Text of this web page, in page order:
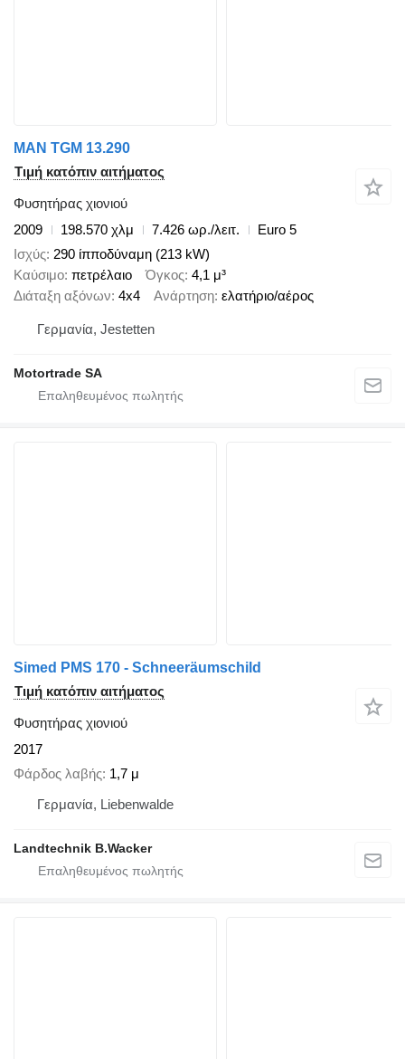
MAN TGM 13.290
Τιμή κατόπιν αιτήματος
Φυσητήρας χιονιού
2009
198.570 χλμ 7.426 ωρ./λειτ.
Euro 5
Ισχύς 290 ίπποδύναμη (213 kW)
Καύσιμο πετρέλαιο Όγκος 4,1 μ³
Διάταξη αξόνων 4x4 Ανάρτηση ελατήριο/αέρος
Γερμανία, Jestetten
Motortrade SA
Simed PMS 170 - Schneeräumschild
Τιμή κατόπιν αιτήματος
Φυσητήρας χιονιού
2017
Φάρδος λαβής 1,7 μ
Γερμανία, Liebenwalde
Landtechnik B.Wacker